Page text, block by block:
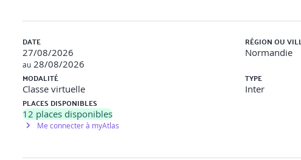
DATE
27/08/2026
au 28/08/2026
RÉGION OU
Normandie
MODALITÉ
Classe virtuelle
TYPE
Inter
PLACES DISPONIBLES
12 places disponibles
Me connecter à myAtlas